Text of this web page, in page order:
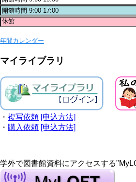
年間カレンダー
マイライブラリ
・ 複写依頼 [申込方法]
・ 購入依頼 [申込方法]
学外で図書館資料にアクセスする